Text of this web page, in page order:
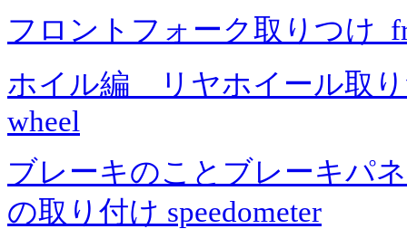
フロントフォーク取りつけ
ホイル編 リヤホイール取
wheel
ブレーキのことブレーキパ
の取り付け speedometer